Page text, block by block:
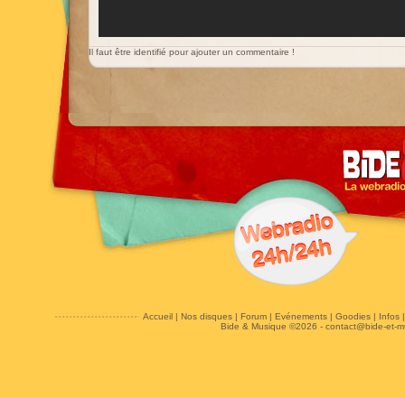
Il faut être identifié pour ajouter un commentaire !
Accueil| Nos disques| Forum| Evénements| Goodies| Infos
Bide & Musique ©2026 - contact@bide-et-